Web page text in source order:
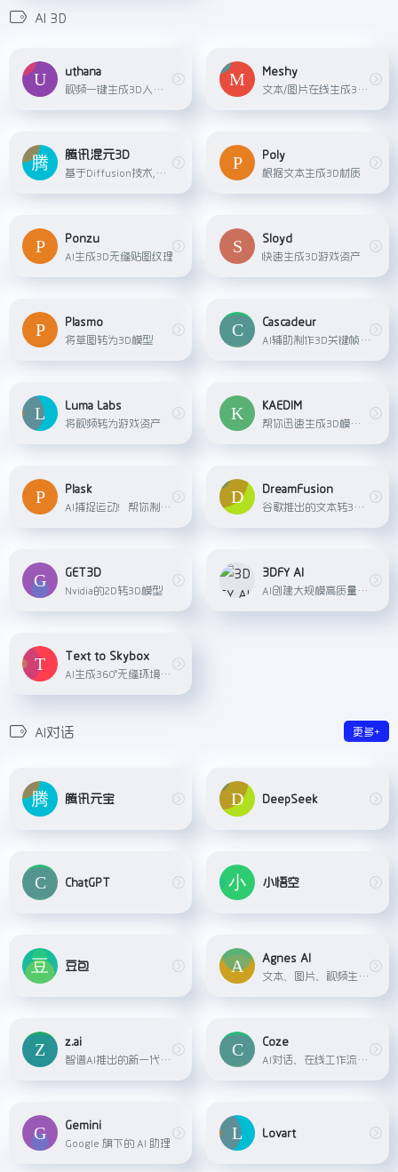
AI 3D
uthana
视频一键生成3D人物动作捕捉
Meshy
文本/图片在线生成3D模型
腾讯混元3D
基于Diffusion技术,支持文本和图像生成3D资产。该模型配备精心设计的文本和图像编码器、扩散模型及3D解码器,能够实现多视图生成、重建及单视图生成。
Poly
根据文本生成3D材质
Ponzu
AI生成3D无缝贴图纹理
Sloyd
快速生成3D游戏资产
Plasmo
将草图转为3D模型
Cascadeur
AI辅助制作3D关键帧动画
Luma Labs
将视频转为游戏资产
KAEDIM
帮你迅速生成3D模型及纹理
Plask
AI捕捉运动！帮你制作流畅的3D动画
DreamFusion
谷歌推出的文本转3D模型
GET3D
Nvidia的2D转3D模型
3DFY AI
AI创建大规模高质量的3D资产
Text to Skybox
AI生成360°无缝环境贴图
AI对话 更多+
腾讯元宝 DeepSeek
ChatGPT 小悟空
豆包
Agnes AI
文本、图片、视频生成AI平台
z.ai
智谱AI推出的新一代AI助手平台，基于GLM-4.5系列大模型，提供智能对话、PPT生成、全栈开发等功能，支持多模态交互和实时联网搜索。
Coze
AI对话、在线工作流搭建
Gemini
Google 旗下的 AI 助理
Lovart